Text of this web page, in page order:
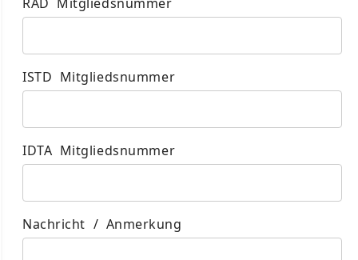
ISTD Mitgliedsnummer
IDTA Mitgliedsnummer
Nachricht / Anmerkung